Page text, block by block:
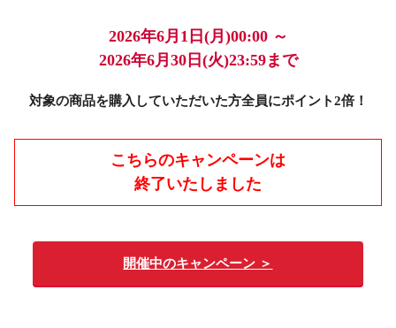
2026年6月1日(月)00:00 ～
2026年6月30日(火)23:59まで
対象の商品を購入していただいた方全員にポイント2倍！
こちらのキャンペーンは
終了いたしました
開催中のキャンペーン ＞